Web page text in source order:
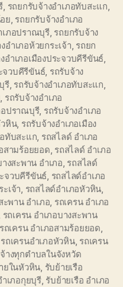
, รถยกรับจ้างอำเภอทับสะแก,
ย, รถยกรับจ้างอำเภอ
เภอปราณบุรี, รถยกรับจ้าง
อำเภอห้วยกระเจ้า, รถยก
อำเภอเมืองประจวบคีรีขันธ์,
จวบคีรีขันธ์, รถรับจ้าง
รี, รถรับจ้างอำเภอทับสะแก,
, รถรับจ้างอำเภอ
อปราณบุรี, รถรับจ้างอำเภอ
หิน, รถรับจ้างอำเภอเมือง
ทับสะแก, รถสไลด์ อำเภอ
สามร้อยยอด, รถสไลด์ อำเภอ
งสะพาน อำเภอ, รถสไลด์
จวบคีรีขันธ์, รถสไลด์อำเภอ
เจ้า, รถสไลด์อำเภอหัวหิน,
ะพาน อำเภอ, รถเครน อำเภอ
รถเครน อำเภอบางสะพาน
รถเครน อำเภอสามร้อยยอด,
รถเครนอำเภอหัวหิน, รถเครน
างทุกตำบลในจังหวัด
ยในหัวหิน, รับย้ายเรือ
ำเภอกุยบุรี, รับย้ายเรือ อำเภอ